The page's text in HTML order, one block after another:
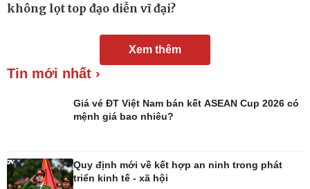
Nhà đẹp
Tình yêu - Gia đình
Sân khấu - Điện ảnh
không lọt top đạo diễn vĩ đại?
Xem thêm
Tin mới nhất ›
Giá vé ĐT Việt Nam bán kết ASEAN Cup 2026 có
mệnh giá bao nhiêu?
Quy định mới về kết hợp an ninh trong phát
triển kinh tế - xã hội